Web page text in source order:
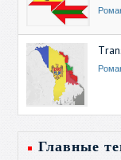
Главные